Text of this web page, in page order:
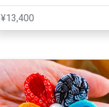
¥13,400